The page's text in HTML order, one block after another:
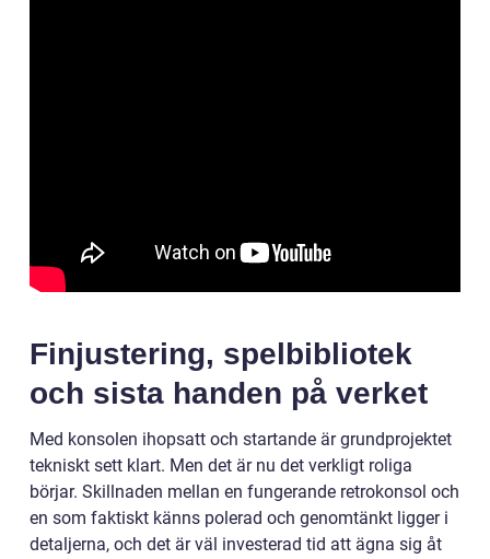
Finjustering, spelbibliotek
och sista handen på verket
Med konsolen ihopsatt och startande är grundprojektet
tekniskt sett klart. Men det är nu det verkligt roliga
börjar. Skillnaden mellan en fungerande retrokonsol och
en som faktiskt känns polerad och genomtänkt ligger i
detaljerna, och det är väl investerad tid att ägna sig åt